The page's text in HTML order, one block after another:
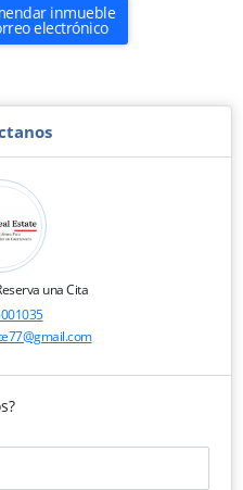
inmueble
electrónico
una Cita